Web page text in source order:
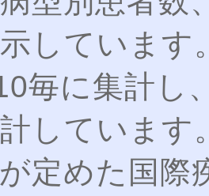
しています
毎に集計し
しています
定めた国際